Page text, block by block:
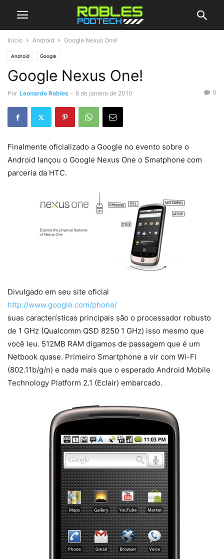
Início Android Google Nexus One!
Android Google
Google Nexus One!
Por Leonardo Robles - 6 de janeiro de 2010 0
Finalmente oficializado a Google no evento sobre o
Android lançou o Google Nexus One o Smatphone com
parceria da HTC.
Divulgado em seu site oficial
http://www.google.com/phone/
suas características principais são o processador robusto
de 1 GHz (Qualcomm QSD 8250 1 GHz) isso mesmo que
você leu. 512MB RAM digamos de passagem que é um
Netbook quase. Primeiro Smartphone a vir com Wi-Fi
(802.11b/g/n) e nada mais que o esperado Android Mobile
Technology Platform 2.1 (Eclair) embarcado.